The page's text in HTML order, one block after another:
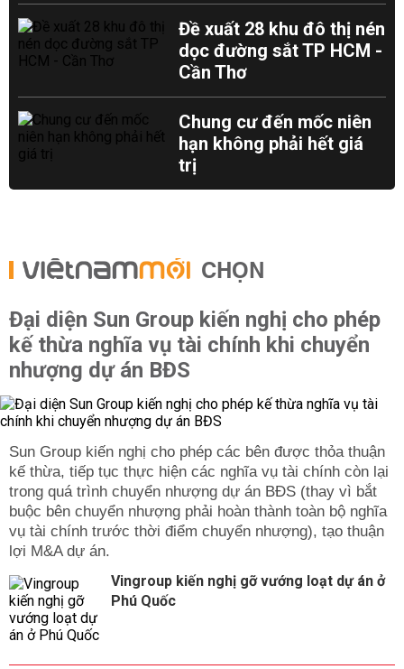
Đề xuất 28 khu đô thị nén
dọc đường sắt TP HCM -
Cần Thơ
Chung cư đến mốc niên
hạn không phải hết giá
trị
CHỌN
Đại diện Sun Group kiến nghị cho phép
kế thừa nghĩa vụ tài chính khi chuyển
nhượng dự án BĐS
Sun Group kiến nghị cho phép các bên được thỏa thuận
kế thừa, tiếp tục thực hiện các nghĩa vụ tài chính còn lại
trong quá trình chuyển nhượng dự án BĐS (thay vì bắt
buộc bên chuyển nhượng phải hoàn thành toàn bộ nghĩa
vụ tài chính trước thời điểm chuyển nhượng), tạo thuận
lợi M&A dự án.
Vingroup kiến nghị gỡ vướng loạt dự án ở
Phú Quốc